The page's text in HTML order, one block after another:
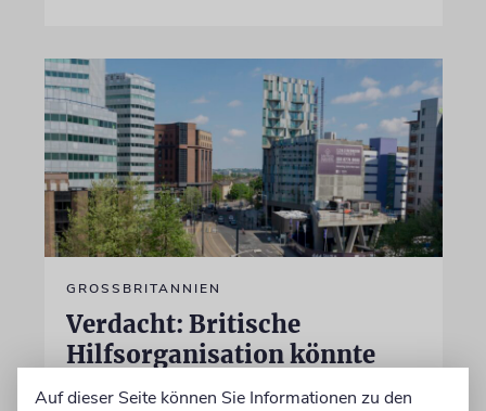
GROSSBRITANNIEN
Verdacht: Britische
Hilfsorganisation könnte
Hamas unterstützt haben
Auf dieser Seite können Sie Informationen zu den